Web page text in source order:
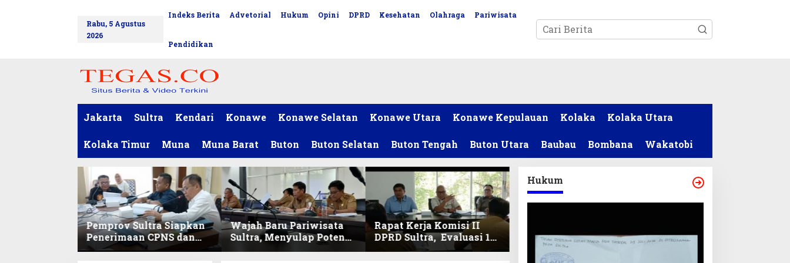
Rabu, 5 Agustus
2026
Indeks Berita Advetorial Hukum Opini DPRD Kesehatan Olahraga Pariwisata
Pendidikan
Jakarta Sultra Kendari Konawe Konawe Selatan Konawe Utara Konawe Kepulauan Kolaka Kolaka Utara
Kolaka Timur Muna Muna Barat Buton Buton Selatan Buton Tengah Buton Utara Baubau Bombana Wakatobi
Pemprov Sultra Siapkan
Penerimaan CPNS dan
PPPK 2027, DPRD Sultra
Wajah Baru Pariwisata
Sultra, Menyulap Potensi
Lokal Lewat Sentuhan
Rapat Kerja Komisi II
DPRD Sultra, Evaluasi 13
OPD
Hukum